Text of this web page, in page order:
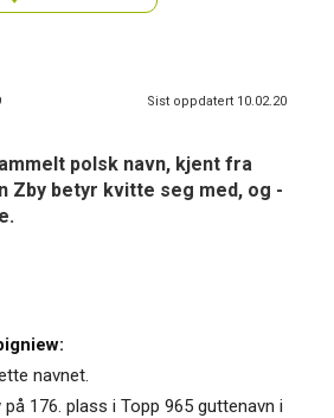
Sist oppdatert 10.02.20
polsk navn, kjent fra
Zby betyr kvitte seg med, og -
navnet.
176. plass i Topp 965 guttenavn i